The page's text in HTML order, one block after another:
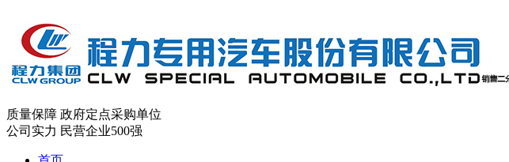
质量保障 政府定点采购单位
公司实力 民营企业500强